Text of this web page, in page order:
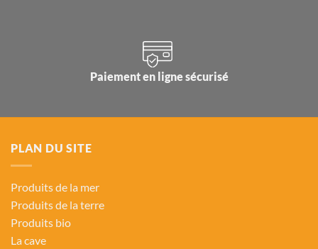
Paiement en ligne sécurisé
PLAN DU SITE
Produits de la mer
Produits de la terre
Produits bio
La cave